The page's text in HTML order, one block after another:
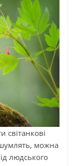
світанкові
можна
людського